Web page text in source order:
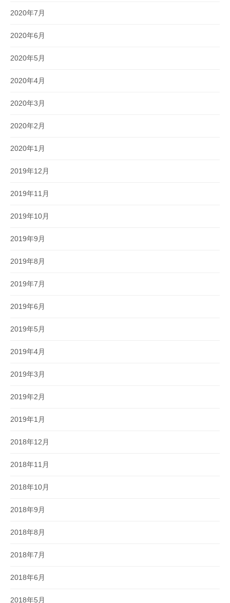
2020年7月
2020年6月
2020年5月
2020年4月
2020年3月
2020年2月
2020年1月
2019年12月
2019年11月
2019年10月
2019年9月
2019年8月
2019年7月
2019年6月
2019年5月
2019年4月
2019年3月
2019年2月
2019年1月
2018年12月
2018年11月
2018年10月
2018年9月
2018年8月
2018年7月
2018年6月
2018年5月